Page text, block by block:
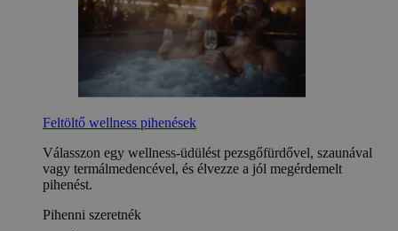
Feltöltő wellness pihenések
Válasszon egy wellness-üdülést pezsgőfürdővel, szaunával
vagy termálmedencével, és élvezze a jól megérdemelt
pihenést.
Pihenni szeretnék